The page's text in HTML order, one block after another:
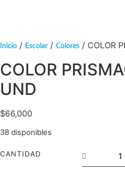
Inicio / Escolar / Colores / COLOR
COLOR
UND
$66,000
38 disponibles
CANTIDAD